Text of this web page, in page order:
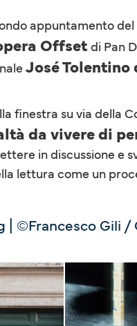
appuntamento
Offset di Pan
José Tolentino
finestra su via della
da vivere di
in discussione e
lettura come un
| ©Francesco Gili